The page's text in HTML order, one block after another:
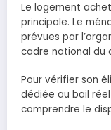
Le logement
principale. Le
prévues par
cadre national du
Pour vérifier son
dédiée au bail
comprendre le